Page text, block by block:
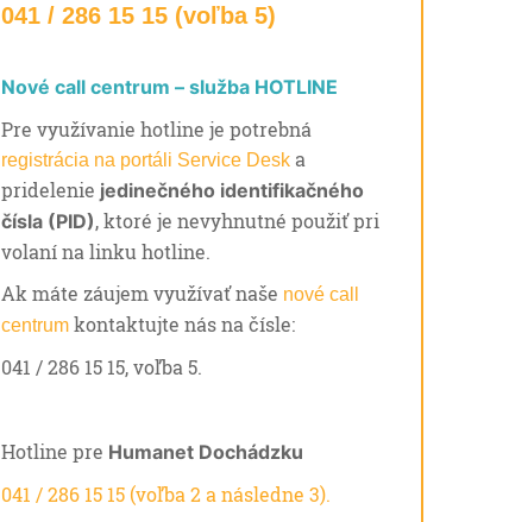
041 / 286 15 15 (voľba 5)
Nové call centrum – služba HOTLINE
Pre využívanie hotline je potrebná
registrácia na portáli Service Desk a
pridelenie jedinečného identifikačného
čísla (PID), ktoré je nevyhnutné použiť pri
volaní na linku hotline.
Ak máte záujem využívať naše nové call
centrum kontaktujte nás na čísle:
041 / 286 15 15, voľba 5.
Hotline pre Humanet Dochádzku
041 / 286 15 15 (voľba 2 a následne 3).